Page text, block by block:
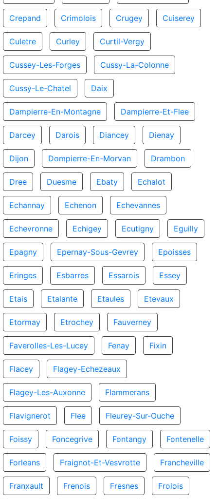
Crepand Crimolois Crugey Cuiserey
Culetre Curley Curtil-Vergy
Cussey-Les-Forges Cussy-La-Colonne
Cussy-Le-Chatel Daix
Dampierre-En-Montagne Dampierre-Et-Flee
Darcey Darois Diancey Dienay
Dijon Dompierre-En-Morvan Drambon
Dree Duesme Ebaty Echalot
Echannay Echenon Echevannes
Echevronne Echigey Ecutigny Eguilly
Epagny Epernay-Sous-Gevrey Epoisses
Eringes Esbarres Essarois Essey
Etais Etalante Etaules Etevaux
Etormay Etrochey Fauverney
Faverolles-Les-Lucey Fenay Fixin
Flacey Flagey-Echezeaux
Flagey-Les-Auxonne Flammerans
Flavignerot Flee Fleurey-Sur-Ouche
Foissy Foncegrive Fontangy Fontenelle
Forleans Fraignot-Et-Vesvrotte Francheville
Franxault Frenois Fresnes Frolois